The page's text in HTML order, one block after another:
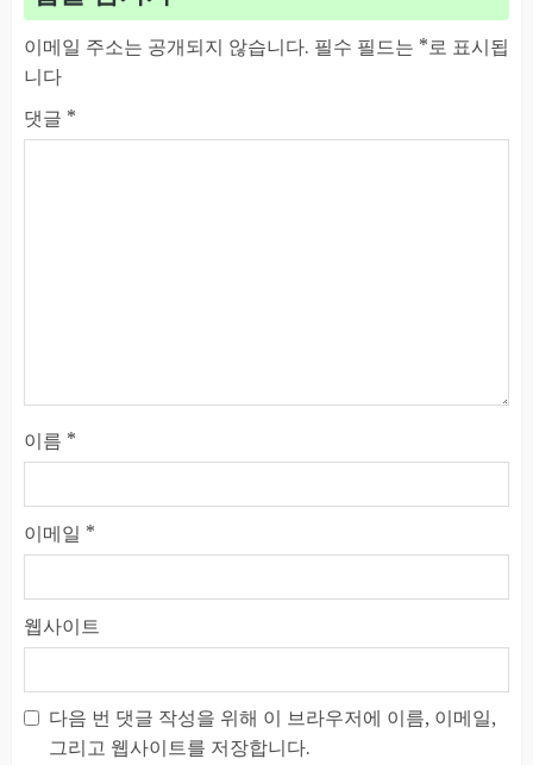
이메일 주소는 공개되지 않습니다. 필수 필드는 *로 표시됩
니다
댓글 *
이름 *
이메일 *
웹사이트
다음 번 댓글 작성을 위해 이 브라우저에 이름, 이메일,
그리고 웹사이트를 저장합니다.